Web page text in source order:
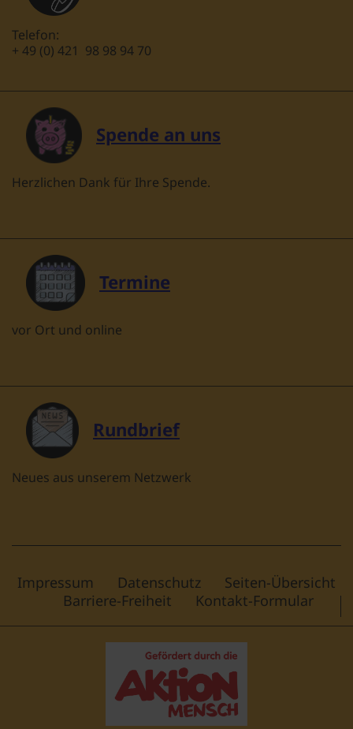
Telefon:
+ 49 (0) 421 98 98 94 70
Spende an uns
Herzlichen Dank für Ihre Spende.
Termine
vor Ort und online
Rundbrief
Neues aus unserem Netzwerk
Impressum Datenschutz
Seiten-Übersicht
Barriere-Freiheit
Kontakt-Formular